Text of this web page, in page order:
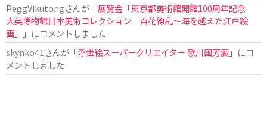
PeggVikutongさんが「展覧会「東京都美術館開館100周年記念
大英博物館日本美術コレクション 百花繚乱〜海を越えた江戸絵
画」
」にコメントしました
skynko41 さんが「浮世絵スーパークリエイター 歌川国芳展 」にコ
メントしました